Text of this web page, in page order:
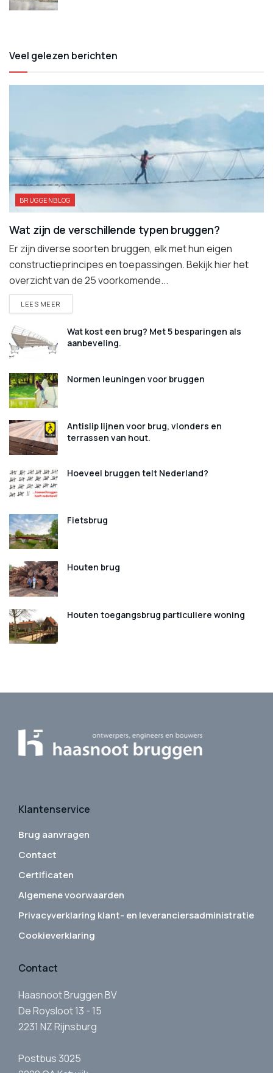
Veel gelezen berichten
BRUGGENBLOG
Wat zijn de verschillende typen bruggen?
Er zijn diverse soorten bruggen, elk met hun eigen
constructieprincipes en toepassingen. Bekijk hier het
overzicht van de 25 voorkomende...
LEES MEER
Wat kost een brug? Met 5 besparingen als
aanbeveling.
Normen leuningen voor bruggen
Antislip lijnen voor brug, vlonders en
terrassen van hout.
Hoeveel bruggen telt Nederland?
Fietsbrug
Houten brug
Houten toegangsbrug particuliere woning
Klantenservice
Brug aanvragen
Contact
Certificaten
Algemene voorwaarden
Privacyverklaring klant- en leveranciersadministratie
Cookieverklaring
Contact
Haasnoot Bruggen BV
De Roysloot 13 - 15
2231 NZ Rijnsburg
Postbus 3025